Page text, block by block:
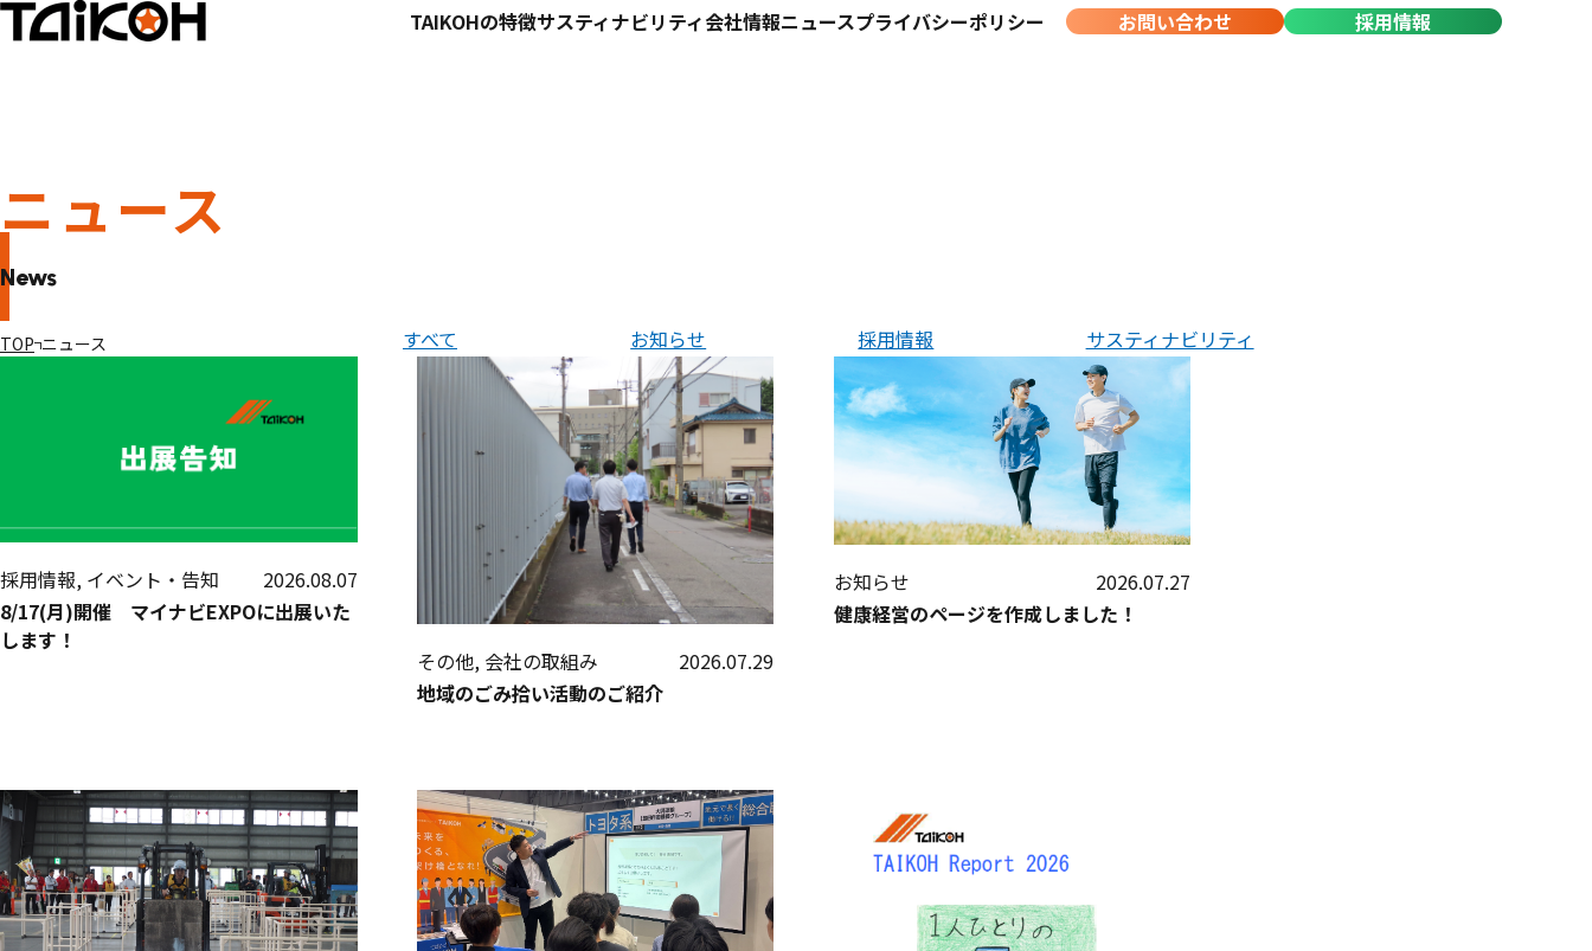
TAIKOHの特徴サスティナビリティ会社情報ニュースプライバシーポリシー お問い合わせ 採用情報
ニュース
News
TOP ニュース すべて お知らせ 採用情報 サスティナビリティ
採用情報, イベント・告知
2026.08.07
8/17(月)開催 マイナビEXPOに出展いた
します！
その他, 会社の取組み
2026.07.29
地域のごみ拾い活動のご紹介
お知らせ
2026.07.27
健康経営のページを作成しました！